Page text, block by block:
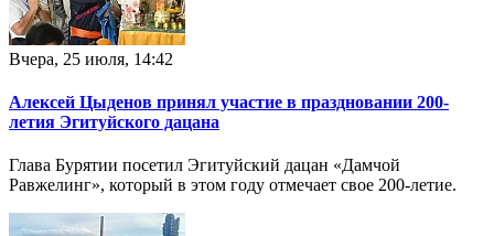
Вчера, 25 июля, 14:42
Алексей Цыденов принял участие в праздновании 200-
летия Эгитуйского дацана
Глава Бурятии посетил Эгитуйский дацан «Дамчой
Равжелинг», который в этом году отмечает свое 200-летие.